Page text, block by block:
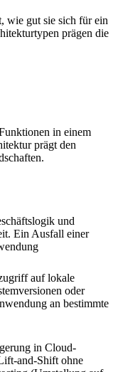
wie gut sie sich für ein
prägen die
in einem
prägt den
und
Ein Ausfall einer
auf lokale
oder
an bestimmte
in Cloud-
and-Shift ohne